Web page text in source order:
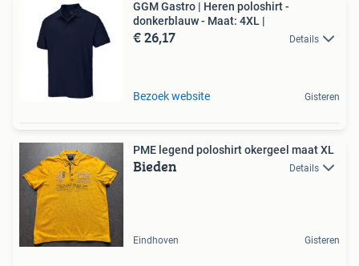
GGM Gastro | Heren poloshirt -
donkerblauw - Maat: 4XL |
€ 26,17 Details
Bezoek website Gisteren
PME legend poloshirt okergeel maat XL
Bieden Details
Eindhoven Gisteren